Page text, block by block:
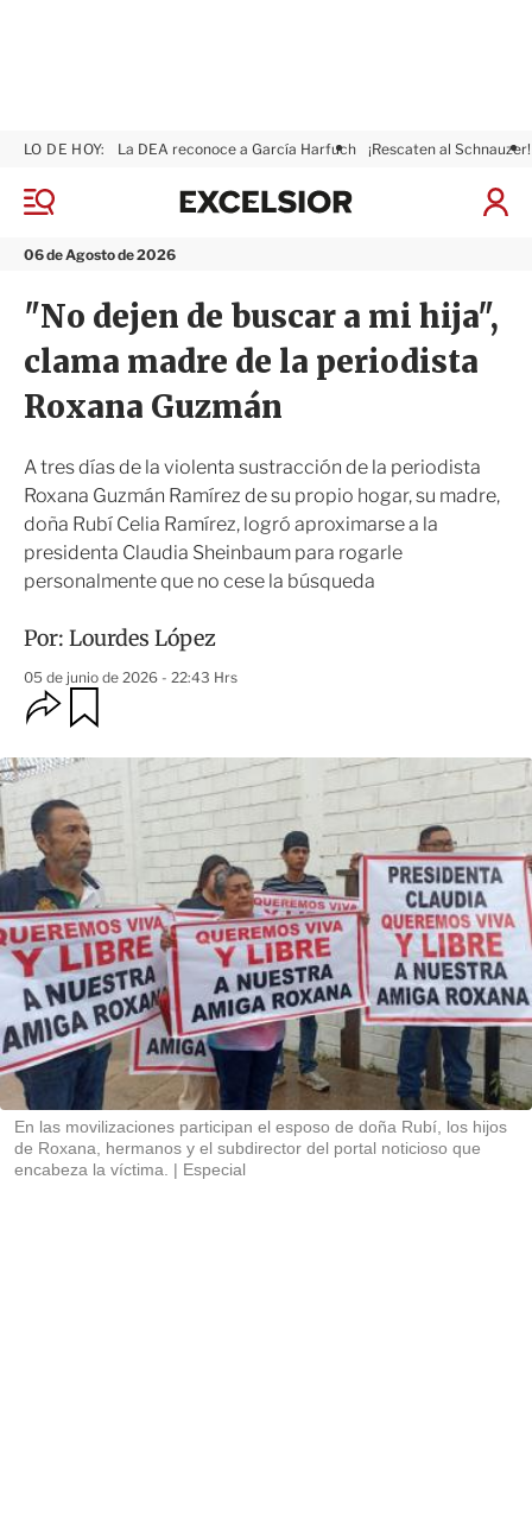
M
n
06 de Agosto de 2026
LO DE HOY: La DEA reconoce a García Harfuch ¡Rescaten al Schnauzer!
I
a
x
i
r
"No dejen de buscar a mi hija",
clama madre de la periodista
Roxana Guzmán
A tres días de la violenta sustracción de la periodista
Roxana Guzmán Ramírez de su propio hogar, su madre,
doña Rubí Celia Ramírez, logró aproximarse a la
presidenta Claudia Sheinbaum para rogarle
personalmente que no cese la búsqueda
Por: Lourdes López
05 de junio de 2026 - 22:43 Hrs
O
p
i
o
n
e
s
d
e
c
o
m
p
a
r
t
r
d
a
r
En las movilizaciones participan el esposo de doña Rubí, los hijos
de Roxana, hermanos y el subdirector del portal noticioso que
encabeza la víctima.
Especial